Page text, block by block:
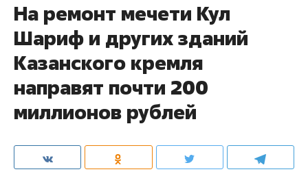
На ремонт мечети Кул
Шариф и других зданий
Казанского кремля
направят почти 200
миллионов рублей